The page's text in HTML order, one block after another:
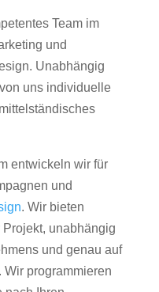
Team im
und
Unabhängig
uns individuelle
entwickeln wir für
und
. Wir bieten
unabhängig
und genau auf
Wir programmieren